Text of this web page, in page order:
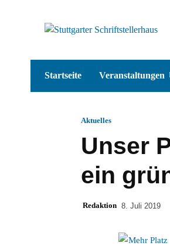
Startseite Veranstaltungen
Aktuelles
Unser
ein
Redaktion 8. Juli 2019